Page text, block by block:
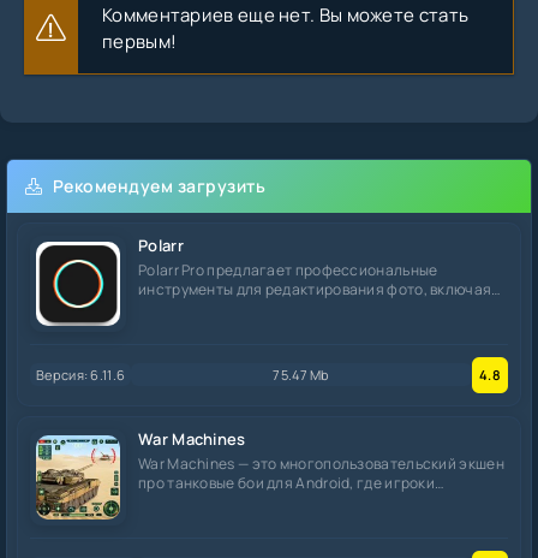
Комментариев еще нет. Вы можете стать
первым!
Рекомендуем загрузить
Polarr
Polarr Pro предлагает профессиональные
инструменты для редактирования фото, включая
Версия: 6.11.6 75.47 Mb 4.8
War Machines
War Machines — это многопользовательский экшен
про танковые бои для Android, где игроки